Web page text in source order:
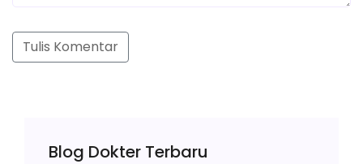
Tulis Komentar
Blog Dokter Terbaru